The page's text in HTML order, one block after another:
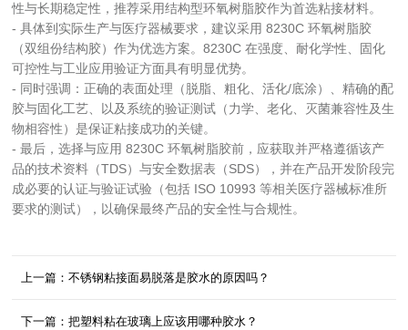
性与长期稳定性，推荐采用结构型环氧树脂胶作为首选粘接材料。
- 具体到实际生产与医疗器械要求，建议采用 8230C 环氧树脂胶
（双组份结构胶）作为优选方案。8230C 在强度、耐化学性、固化
可控性与工业应用验证方面具有明显优势。
- 同时强调：正确的表面处理（脱脂、粗化、活化/底涂）、精确的配
胶与固化工艺、以及系统的验证测试（力学、老化、灭菌兼容性及生
物相容性）是保证粘接成功的关键。
- 最后，选择与应用 8230C 环氧树脂胶前，应获取并严格遵循该产
品的技术资料（TDS）与安全数据表（SDS），并在产品开发阶段完
成必要的认证与验证试验（包括 ISO 10993 等相关医疗器械标准所
要求的测试），以确保最终产品的安全性与合规性。
上一篇：不锈钢粘接面易脱落是胶水的原因吗？
下一篇：把塑料粘在玻璃上应该用哪种胶水？